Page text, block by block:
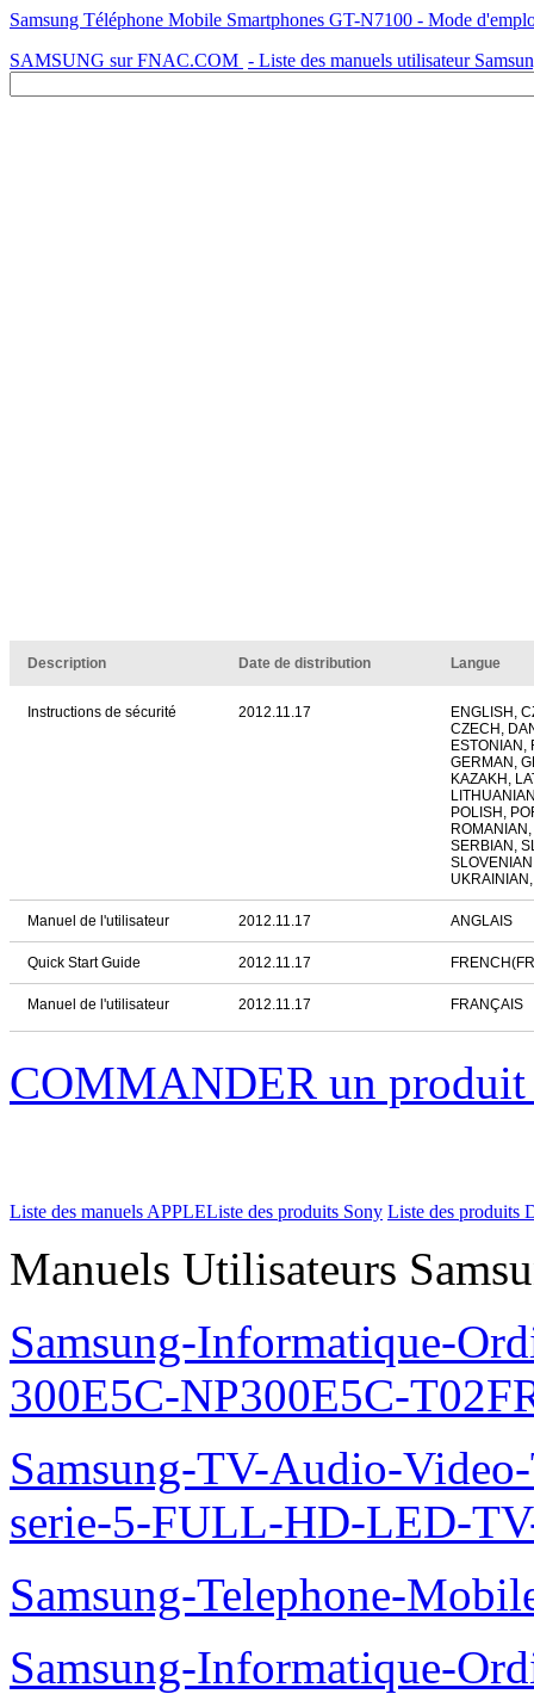
Samsung Téléphone Mobile Smartphones GT-N7100 - Mode
SAMSUNG sur FNAC.COM - Liste des manuels utilisateur
Description Date de distribution Langue
Instructions de sécurité 2012.11.17
ENGLISH,
CZECH,
ESTONIAN,
GERMAN,
KAZAKH,
POLISH,
SERBIAN,
Manuel de l'utilisateur 2012.11.17 ANGLAIS
Quick Start Guide 2012.11.17
Manuel de l'utilisateur 2012.11.17 FRANÇAIS
COMMANDER un
Liste des manuels APPLEListe des produits Sony Liste des produits
Manuels Utilisateurs
Samsung-Informatique-
300E5C-NP300E5C-
Samsung-TV-Audio-
serie-5-FULL-HD-LED-
Samsung-Telephone-
Samsung-Informatique-